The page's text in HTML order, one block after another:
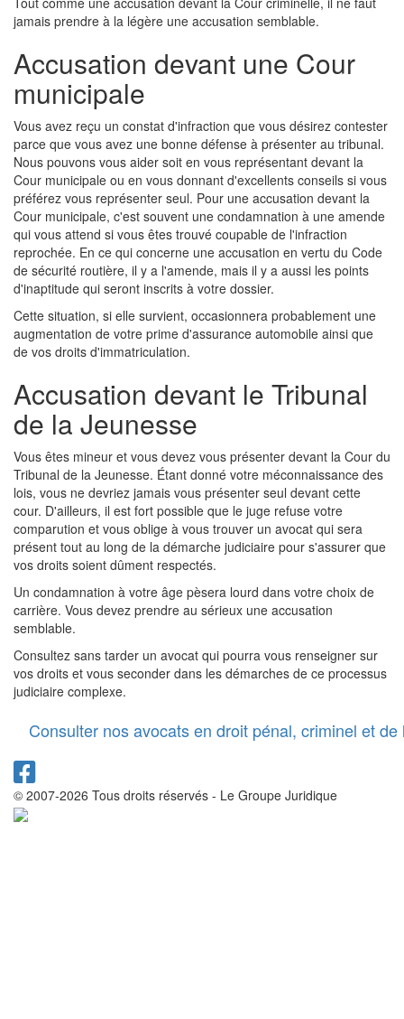
jamais prendre à la légère une accusation semblable.
Accusation devant une Cour
municipale
Vous avez reçu un constat d'infraction que vous désirez contester
parce que vous avez une bonne défense à présenter au tribunal.
Nous pouvons vous aider soit en vous représentant devant la
Cour municipale ou en vous donnant d'excellents conseils si vous
préférez vous représenter seul. Pour une accusation devant la
Cour municipale, c'est souvent une condamnation à une amende
qui vous attend si vous êtes trouvé coupable de l'infraction
reprochée. En ce qui concerne une accusation en vertu du Code
de sécurité routière, il y a l'amende, mais il y a aussi les points
d'inaptitude qui seront inscrits à votre dossier.
Cette situation, si elle survient, occasionnera probablement une
augmentation de votre prime d'assurance automobile ainsi que
de vos droits d'immatriculation.
Accusation devant le Tribunal
de la Jeunesse
Vous êtes mineur et vous devez vous présenter devant la Cour du
Tribunal de la Jeunesse. Étant donné votre méconnaissance des
lois, vous ne devriez jamais vous présenter seul devant cette
cour. D'ailleurs, il est fort possible que le juge refuse votre
comparution et vous oblige à vous trouver un avocat qui sera
présent tout au long de la démarche judiciaire pour s'assurer que
vos droits soient dûment respectés.
Un condamnation à votre âge pèsera lourd dans votre choix de
carrière. Vous devez prendre au sérieux une accusation
semblable.
Consultez sans tarder un avocat qui pourra vous renseigner sur
vos droits et vous seconder dans les démarches de ce processus
judiciaire complexe.
Consulter nos avocats en droit pénal, criminel et de
© 2007-2026 Tous droits réservés - Le Groupe Juridique